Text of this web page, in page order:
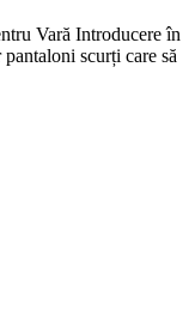
Vară Introducere în
scurți care să